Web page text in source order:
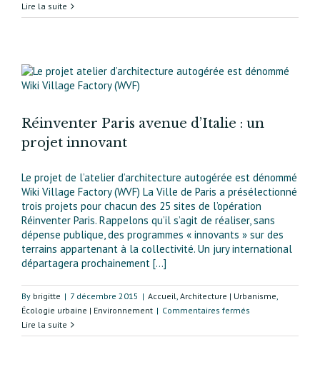
Montreuil
et
Lire la suite
Réinventer Paris avenue d’Italie : un
projet innovant
Le projet de l’atelier d’architecture autogérée est dénommé
Wiki Village Factory (WVF) La Ville de Paris a présélectionné
trois projets pour chacun des 25 sites de l’opération
Réinventer Paris. Rappelons qu’il s’agit de réaliser, sans
dépense publique, des programmes « innovants » sur des
terrains appartenant à la collectivité. Un jury international
départagera prochainement [...]
By brigitte | 7 décembre 2015 | Accueil Architecture | Urbanisme
Écologie urbaine | Environnement | Commentaires fermés
Paris
Lire la suite